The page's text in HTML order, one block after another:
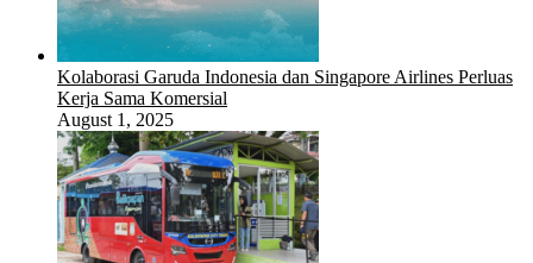
Kolaborasi Garuda Indonesia dan Singapore Airlines Perluas
Kerja Sama Komersial
August 1, 2025